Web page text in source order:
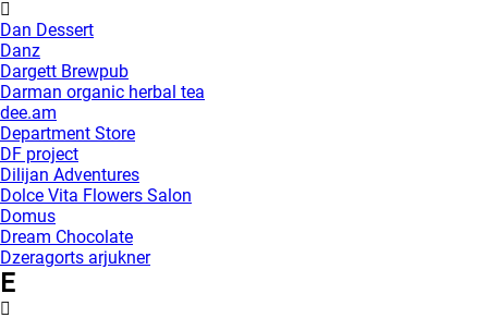
Dan Dessert
Danz
Dargett Brewpub
Darman organic herbal tea
dee.am
Department Store
DF project
Dilijan Adventures
Dolce Vita Flowers Salon
Domus
Dream Chocolate
Dzeragorts arjukner
E